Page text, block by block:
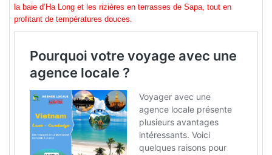
la baie d’Ha Long et les rizières en terrasses de Sapa, tout en
profitant de températures douces.